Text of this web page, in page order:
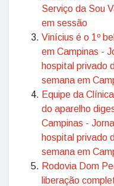
Serviço da Sou
em sessão
Vinícius é o 1º
em Campinas -
hospital privado
semana em
Equipe da
do aparelho
Campinas -
hospital privado
semana em
Rodovia Dom
liberação